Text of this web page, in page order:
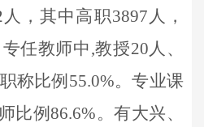
人 ，其中高职3897 人，
任教师中,教授20人、
称比例 55.0%。专业课
比例86.6%。有大兴、